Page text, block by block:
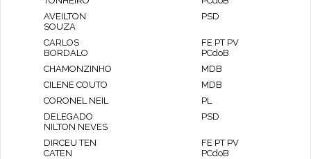
AVEILTON
SOUZA
PSD
CARLOS
BORDALO
FE PT PV
PCdoB
CHAMONZINHO
MDB
CILENE COUTO
MDB
CORONEL NEIL
PL
DELEGADO
NILTON NEVES
PSD
DIRCEU TEN
CATEN
FE PT PV
PCdoB